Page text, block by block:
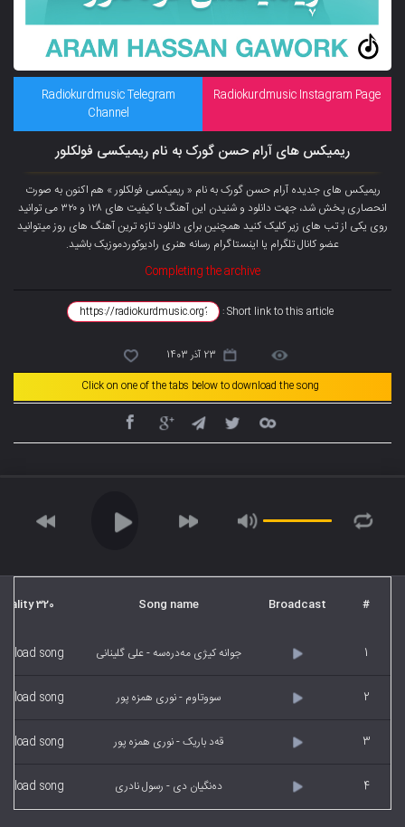
Radiokurdmusic Instagram Page
Radiokurdmusic Telegram
Channel
ریمیکس های آرام حسن گورک به نام ریمیکسی فولکلور
ریمیکس های جدیده آرام حسن گورک به نام « ریمیکسی فولکلور » هم اکنون به صورت
انحصاری پخش شد، جهت دانلود و شنیدن این آهنگ با کیفیت های ۱۲۸ و ۳۲۰ می توانید
روی یکی از تب های زیر کلیک کنید همچنین برای دانلود تازه ترین آهنگ های روز میتوانید
عضو کانال تلگرام یا اینستاگرام رسانه هنری رادیوکوردموزیک باشید.
Completing the archive
Short link to this article :
23 آذر 1403
Click on one of the tabs below to download the song
#
Broadcast
Song name
320
1 جوانه کیژی مەدرەسە - علی گلینانی song
2 سووتاوم - نوری همزه پور song
3 قەد باریک - نوری همزه پور song
4 دەنگیان دی - رسول نادری song